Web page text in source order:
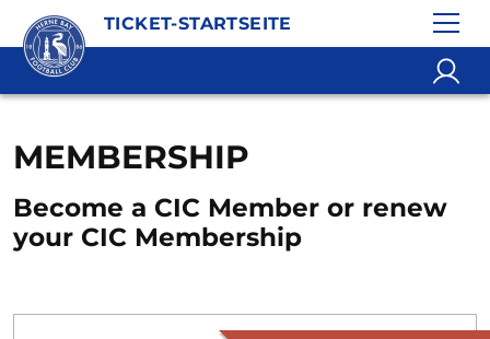
TICKET-STARTSEITE
MEMBERSHIP
Become a CIC Member or renew
your CIC Membership